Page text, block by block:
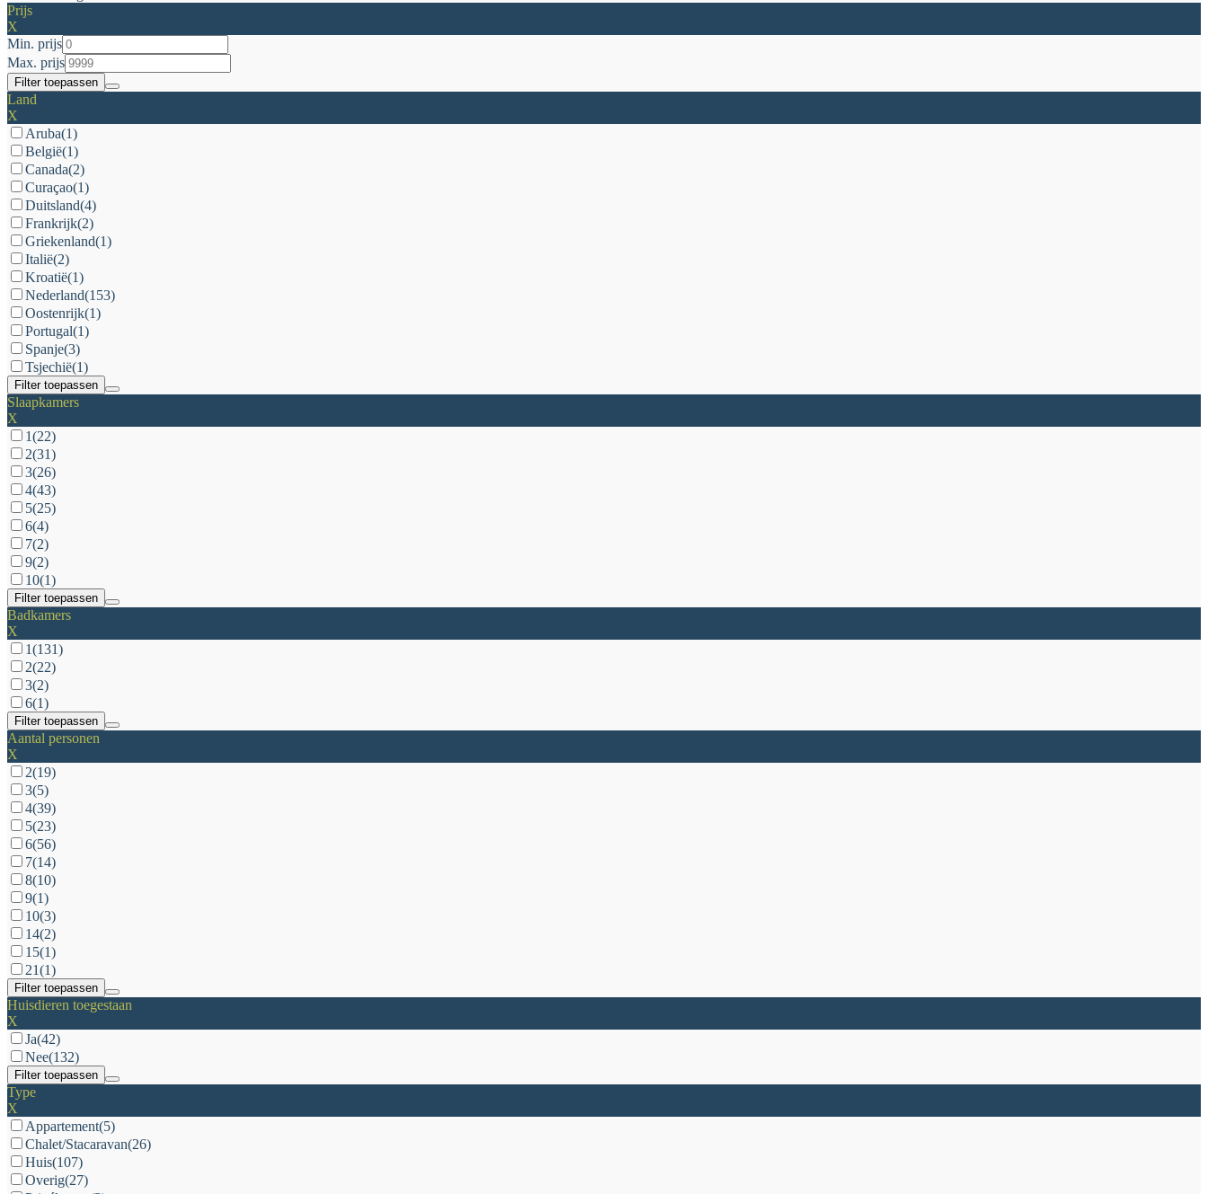
Prijs
X
Min. prijs
Max. prijs
Filter toepassen
Land
X
Aruba(1)
België(1)
Canada(2)
Curaçao(1)
Duitsland(4)
Frankrijk(2)
Griekenland(1)
Italië(2)
Kroatië(1)
Nederland(153)
Oostenrijk(1)
Portugal(1)
Spanje(3)
Tsjechië(1)
Filter toepassen
Slaapkamers
X
1(22)
2(31)
3(26)
4(43)
5(25)
6(4)
7(2)
9(2)
10(1)
Filter toepassen
Badkamers
X
1(131)
2(22)
3(2)
6(1)
Filter toepassen
Aantal personen
X
2(19)
3(5)
4(39)
5(23)
6(56)
7(14)
8(10)
9(1)
10(3)
14(2)
15(1)
21(1)
Filter toepassen
Huisdieren toegestaan
X
Ja(42)
Nee(132)
Filter toepassen
Type
X
Appartement(5)
Chalet/Stacaravan(26)
Huis(107)
Overig(27)